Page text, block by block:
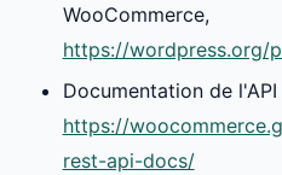
WooCommerce,
https://wordpress.org/
Documentation de
https://
rest-api-docs/